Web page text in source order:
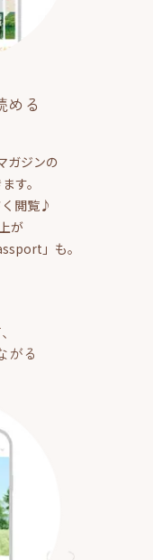
める
ガジンの
す。
閲覧♪
が
」も。
がる